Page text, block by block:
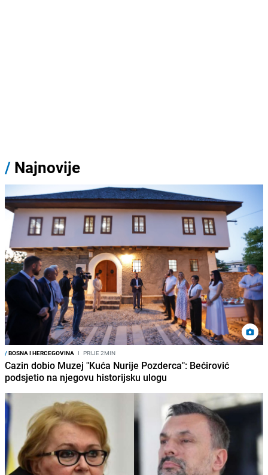
/ Najnovije
/BOSNA I HERCEGOVINA I PRIJE 2MIN
Cazin dobio Muzej "Kuća Nurije Pozderca": Bećirović
podsjetio na njegovu historijsku ulogu